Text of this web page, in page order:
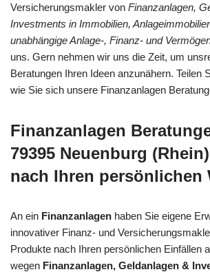
Versicherungsmakler von Finanzanlagen,
Investments in Immobilien,
unabhängige Anlage-, Finanz- und
uns. Gern nehmen wir uns die Zeit, um
Beratungen Ihren Ideen anzunähern. Teilen
wie Sie sich unsere Finanzanlagen
Finanzanlagen
79395 Neuenburg
nach Ihren persönlichen
An ein Finanzanlagen haben Sie eigene
innovativer Finanz- und
Produkte nach Ihren persönlichen Einfällen
wegen Finanzanlagen, Geldanlagen &